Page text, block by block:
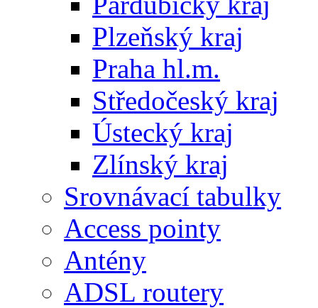
Plzeňský kraj
Praha hl.m.
Středočeský kraj
Ústecký kraj
Zlínský kraj
Srovnávací tabulky
Access pointy
Antény
ADSL routery